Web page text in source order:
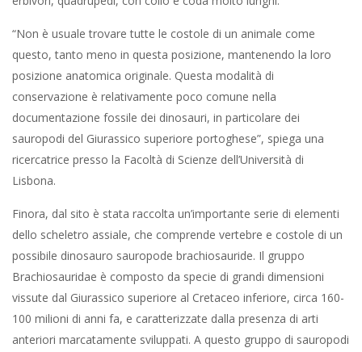
“Non è usuale trovare tutte le costole di un animale come
questo, tanto meno in questa posizione, mantenendo la loro
posizione anatomica originale. Questa modalità di
conservazione è relativamente poco comune nella
documentazione fossile dei dinosauri, in particolare dei
sauropodi del Giurassico superiore portoghese”, spiega una
ricercatrice presso la Facoltà di Scienze dell’Università di
Lisbona.
Finora, dal sito è stata raccolta un’importante serie di elementi
dello scheletro assiale, che comprende vertebre e costole di un
possibile dinosauro sauropode brachiosauride. Il gruppo
Brachiosauridae è composto da specie di grandi dimensioni
vissute dal Giurassico superiore al Cretaceo inferiore, circa 160-
100 milioni di anni fa, e caratterizzate dalla presenza di arti
anteriori marcatamente sviluppati. A questo gruppo di sauropodi